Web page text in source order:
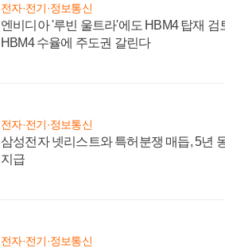
전자·전기·정보통신
엔비디아 '루빈 울트라'에도 HBM4 탑재 검
HBM4 수율에 주도권 갈린다
전자·전기·정보통신
삼성전자 넷리스트와 특허분쟁 매듭, 5년
지급
전자·전기·정보통신